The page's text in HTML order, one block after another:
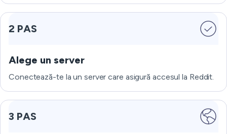
2 PAS
Alege un server
Conectează-te la un server care asigură accesul la Reddit.
3 PAS